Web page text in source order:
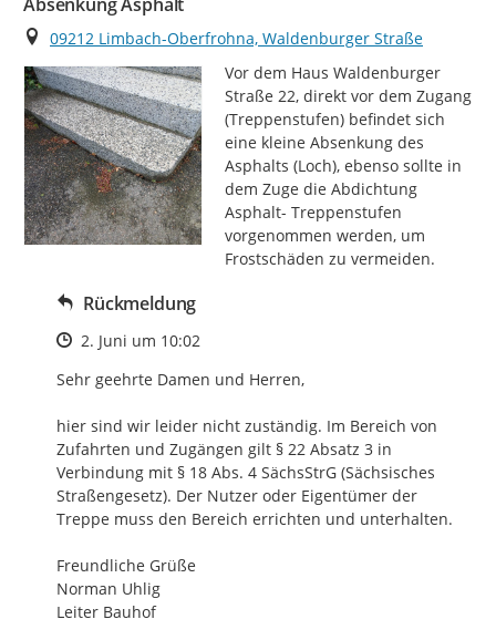
Ort
09212 Limbach-Oberfrohna, Waldenburger Straße
Vor dem Haus Waldenburger
Straße 22, direkt vor dem Zugang
(Treppenstufen) befindet sich
eine kleine Absenkung des
Asphalts (Loch), ebenso sollte in
dem Zuge die Abdichtung
Asphalt- Treppenstufen
vorgenommen werden, um
Frostschäden zu vermeiden.
Rückmeldung
Zeitpunkt des Erstellens
2. Juni um 10:02
Sehr geehrte Damen und Herren,
hier sind wir leider nicht zuständig. Im Bereich von
Zufahrten und Zugängen gilt § 22 Absatz 3 in
Verbindung mit § 18 Abs. 4 SächsStrG (Sächsisches
Straßengesetz). Der Nutzer oder Eigentümer der
Treppe muss den Bereich errichten und unterhalten.
Freundliche Grüße
Norman Uhlig
Leiter Bauhof